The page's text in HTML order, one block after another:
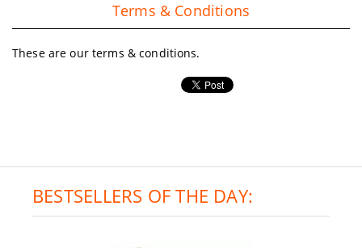
Terms & Conditions
These are our terms & conditions.
BESTSELLERS OF THE DAY: